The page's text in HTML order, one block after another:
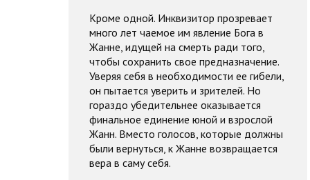
Кроме одной. Инквизитор прозревает
много лет чаемое им явление Бога в
Жанне, идущей на смерть ради того,
чтобы сохранить свое предназначение.
Уверяя себя в необходимости ее гибели,
он пытается уверить и зрителей. Но
гораздо убедительнее оказывается
финальное единение юной и взрослой
Жанн. Вместо голосов, которые должны
были вернуться, к Жанне возвращается
вера в саму себя.